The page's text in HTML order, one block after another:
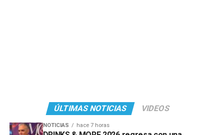
ÚLTIMAS NOTICIAS VIDEOS
NOTICIAS hace 7 horas